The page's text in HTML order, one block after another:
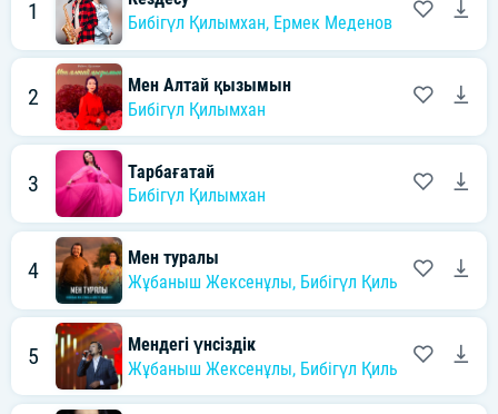
1
Бибігүл Қилымхан, Ермек Меденов
2
Мен Алтай қызымын
Бибігүл Қилымхан
3
Тарбағатай
Бибігүл Қилымхан
4
Мен туралы
Жұбаныш Жексенұлы, Бибігүл Қилымхан
5
Мендегі үнсіздік
Жұбаныш Жексенұлы, Бибігүл Қилымхан